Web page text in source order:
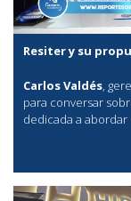
Resiter y su
Carlos Valdés,
para conversar
dedicada a